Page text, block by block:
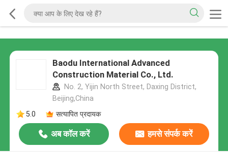
Baodu International Advanced
Construction Material Co., Ltd.
No. 2, Yijin North Street, Daxing District,
Beijing,China
5.0
सत्यापित प्रदायक
अब कॉल करें हमसे संपर्क करें